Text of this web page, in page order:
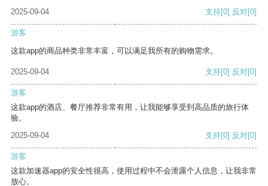
2025-09-04
支持[0] 反对[0]
游客
这款app的商品种类非常丰富，可以满足我所有的购物需求。
2025-09-04 支持[0] 反对[0]
游客
这款app的酒店、餐厅推荐非常有用，让我能够享受到高品质的旅行体
验。
2025-09-04
支持[0] 反对[0]
游客
这款加速器app的安全性很高，使用过程中不会泄露个人信息，让我非常
放心。